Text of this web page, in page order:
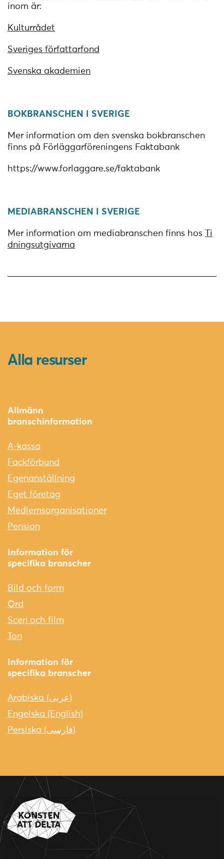
inom är:
Kulturrådet
Sveriges författarfond
Svenska akademien
BOKBRANSCHEN I SVERIGE
Mer information om den svenska bokbranschen
finns på Förläggarföreningens Faktabank
https://www.forlaggare.se/faktabank
MEDIABRANSCHEN I SVERIGE
Mer information om mediabranschen finns hos
Ti
dningsutgivarna
Alla resurser
Allmänn
branschinformation
A-kassa
Fackförbund
Egenanställning
Eget företag
Medlemsorganisationer
Pension
Information för
specifika branscher
Bild och form
Ord
Scen och film
Ton
Information för
specifika branscher
Arabiska (عربى)
Engelska (English)
Persiska (فارسی)